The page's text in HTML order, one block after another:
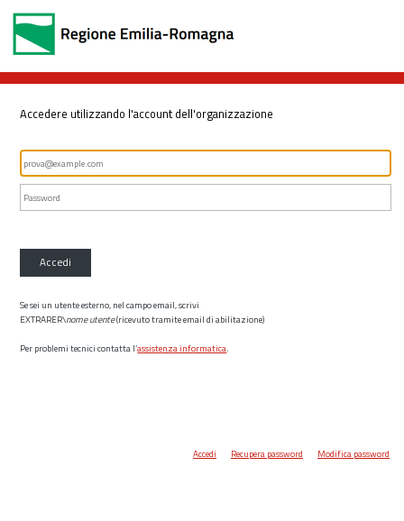
Accedere utilizzando l'account dell'organizzazione
Accedi
Se sei un utente esterno, nel campo email, scrivi
EXTRARER\nome utente(ricevuto tramite email di abilitazione)
Per problemi tecnici contatta l’assistenza informatica.
Accedi Recupera password Modifica password